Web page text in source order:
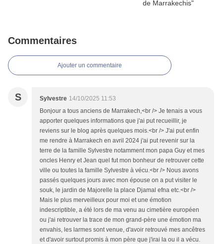
Commentaires
Ajouter un commentaire
S Sylvestre 14/10/2025 11:53
Bonjour a tous anciens de Marrakech,<br /> Je tenais a vous
apporter quelques informations que j'ai put recueillir, je
reviens sur le blog après quelques mois.<br /> J'ai put enfin
me rendre à Marrakech en avril 2024 j'ai put revenir sur la
terre de la famille Sylvestre notamment mon papa Guy et mes
oncles Henry et Jean quel fut mon bonheur de retrouver cette
ville ou toutes la famille Sylvestre à vécu.<br /> Nous avons
passés quelques jours avec mon épouse on a put visiter le
souk, le jardin de Majorelle la place Djamal efna etc.<br />
Mais le plus merveilleux pour moi et une émotion
indescriptible, a été lors de ma venu au cimetière européen
ou j'ai retrouver la trace de mon grand-père une émotion ma
envahis, les larmes sont venue, d'avoir retrouvé mes ancêtres
et d'avoir surtout promis à mon père que j'irai la ou il a vécu.